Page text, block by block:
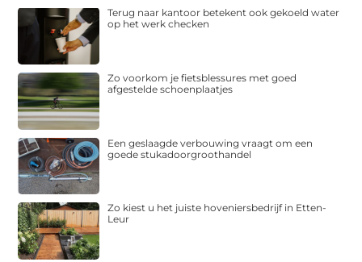
Terug naar kantoor betekent ook gekoeld water
op het werk checken
Zo voorkom je fietsblessures met goed
afgestelde schoenplaatjes
Een geslaagde verbouwing vraagt om een
goede stukadoorgroothandel
Zo kiest u het juiste hoveniersbedrijf in Etten-
Leur